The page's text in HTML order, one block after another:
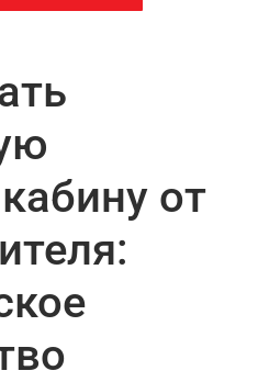
от